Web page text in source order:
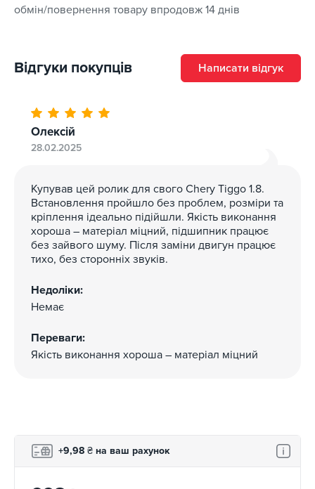
розрахованої на значні навантаження, вироби
стабільністю та ємністю зберігання енергії.
забезпечені гарантіями від
встановлювали деталь. Запчастини поставляються в
фірмової упаковки, що супроводжуються описом
характеристик та адаптивним маркуванням.
обмін/повернення товару впродовж 14 днів
Відгуки покупців Написати відгук
Олексій
28.02.2025
Купував цей ролик для свого Chery Tiggo 1.8.
Встановлення пройшло без проблем, розміри та
кріплення ідеально підійшли. Якість виконання
хороша – матеріал міцний, підшипник працює
без зайвого шуму. Після заміни двигун працює
тихо, без сторонніх звуків.
Недоліки:
Немає
Переваги:
Якість виконання хороша – матеріал міцний
+9,98 ₴ на ваш рахунок